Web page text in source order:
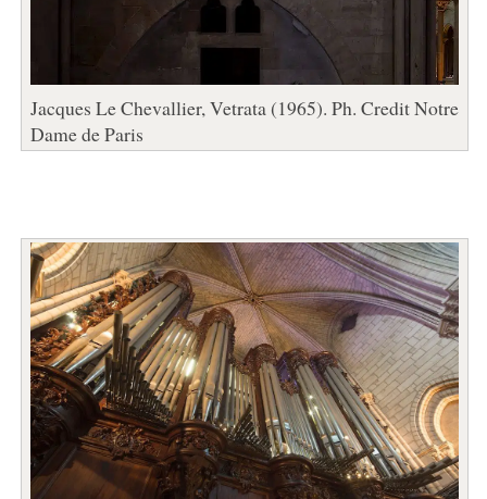
Jacques Le Chevallier, Vetrata (1965). Ph. Credit Notre
Dame de Paris